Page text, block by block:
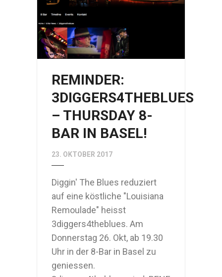
REMINDER:
3DIGGERS4THEBLUES
– THURSDAY 8-
BAR IN BASEL!
23. OKTOBER 2017
Diggin' The Blues reduziert
auf eine köstliche "Louisiana
Remoulade" heisst
3diggers4theblues. Am
Donnerstag 26. Okt, ab 19.30
Uhr in der 8-Bar in Basel zu
geniessen.